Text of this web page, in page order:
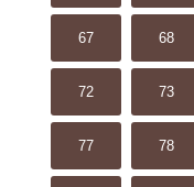
67 68
72 73
77 78